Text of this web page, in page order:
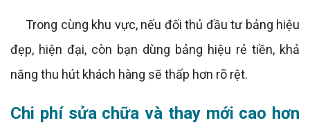
Trong cùng khu vực, nếu đối thủ đầu tư bảng hiệu
đẹp, hiện đại, còn bạn dùng bảng hiệu rẻ tiền, khả
năng thu hút khách hàng sẽ thấp hơn rõ rệt.
Chi phí sửa chữa và thay mới cao hơn